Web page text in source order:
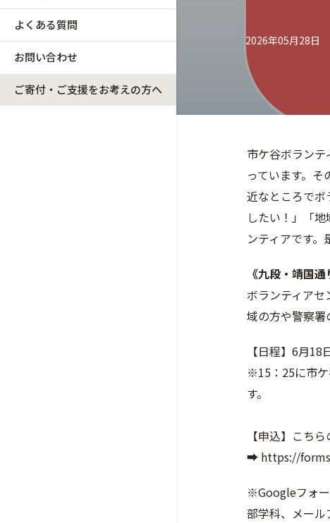
よくある質問
お問い合わせ
ご寄付・ご支援をお考えの方へ
2026年05月28日
市ケ谷ボラン
っています。
近なところでボ
したい！」「
ンティアです。
《九段・靖国
ボランティア
域の方や警察署
【日程】6月
※15：25に市ケ
す。
【申込】こち
➡ https://
※Googleフォ
部学科、メール